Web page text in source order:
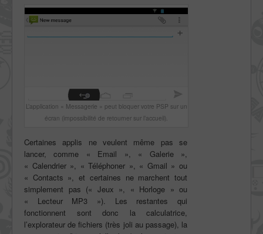
L’application « Messagerie » peut bloquer votre PSP sur un
écran (impossibilité de retourner sur l’accueil).
Certaines applis ne veulent même pas se
lancer, comme « Email », « Galerie »,
« Calendrier », « Téléphoner », « Gmail » ou
« Contacts », et certaines ne marchent tout
simplement pas (« Jeux », « Horloge » ou
« Lecteur MP3 »). Les restantes qui
fonctionnent sont donc la calculatrice,
l’explorateur de fichiers (très joli au passage), la